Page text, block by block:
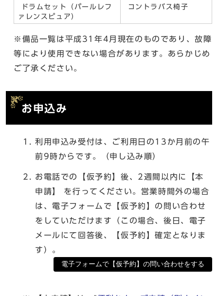
ドラムセット（パールレフ
ァレンスピュア）
コントラバス椅子
※備品一覧は平成31年4月現在のものであり、故障
等により使用できない場合があります。あらかじめ
ご了承ください。
お申込み
利用申込み受付は、ご利用日の13か月前の午
前9時からです。（申し込み順）
お電話での【仮予約】後、2週間以内に【本
申請】 を行ってください。営業時間外の場合
は、電子フォームで【仮予約】の問い合わせ
をしていただけます（この場合、後日、電子
メールにて回答後、【仮予約】確定となりま
す）。
電子フォームで【仮予約】の問い合わせをする